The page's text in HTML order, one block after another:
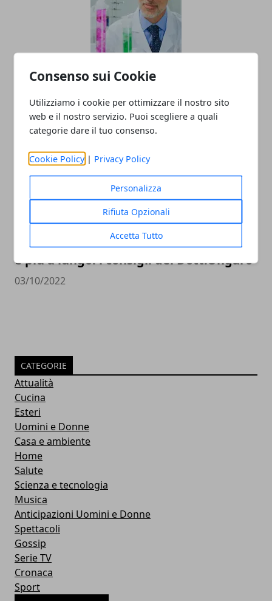
Consenso sui Cookie
Utilizziamo i cookie per ottimizzare il nostro sito
web e il nostro servizio. Puoi scegliere a quali
categorie dare il tuo consenso.
Cookie Policy | Privacy Policy
Personalizza
Rifiuta Opzionali
Accetta Tutto
I prodotti da utilizzare per proteggersi
22/02/2023
Mantenersi in salute per vivere meglio
e più a lungo: i consigli del Dott.Ongaro
03/10/2022
CATEGORIE
Attualità
Cucina
Esteri
Uomini e Donne
Casa e ambiente
Home
Salute
Scienza e tecnologia
Musica
Anticipazioni Uomini e Donne
Spettacoli
Gossip
Serie TV
Cronaca
Sport